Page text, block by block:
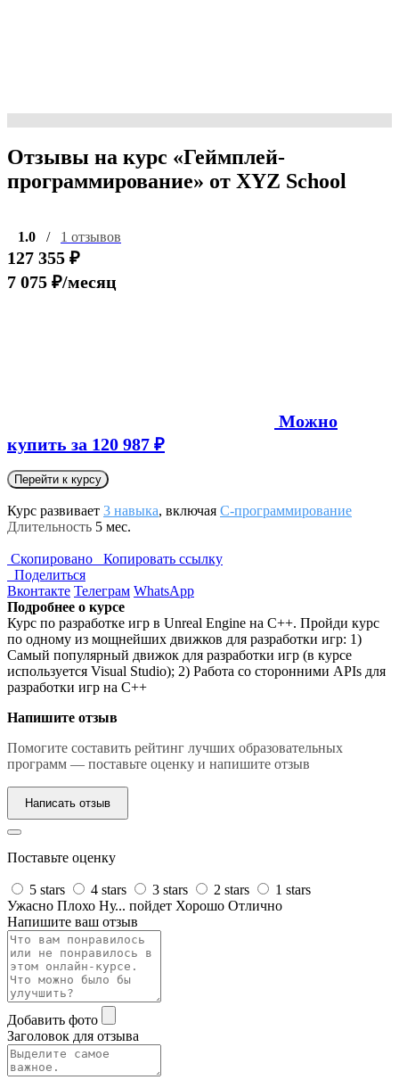
Отзывы на курс «Геймплей-
программирование» от XYZ School
1.0 / 1 отзывов
127 355 ₽
7 075 ₽/месяц
Можно
купить за 120 987 ₽
Перейти к курсу
Курс развивает 3 навыка, включая C-программирование
Длительность 5 мес.
Скопировано
Копировать ссылку
Поделиться
Вконтакте Телеграм WhatsApp
Подробнее о курсе
Курс по разработке игр в Unreal Engine на C++. Пройди курс
по одному из мощнейших движков для разработки игр: 1)
Самый популярный движок для разработки игр (в курсе
используется Visual Studio); 2) Работа со сторонними APIs для
разработки игр на C++
Напишите отзыв
Помогите составить рейтинг лучших образовательных
программ — поставьте оценку и напишите отзыв
Написать отзыв
Поставьте оценку
5 stars 4 stars 3 stars 2 stars
1 stars
Ужасно Плохо Ну... пойдет Хорошо Отлично
Напишите ваш отзыв
Добавить фото
Заголовок для отзыва